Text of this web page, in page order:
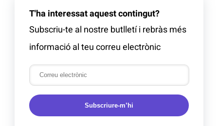
T'ha interessat aquest contingut?
Subscriu-te al nostre butlletí i rebràs més
informació al teu correu electrònic
Subscriure-m’hi